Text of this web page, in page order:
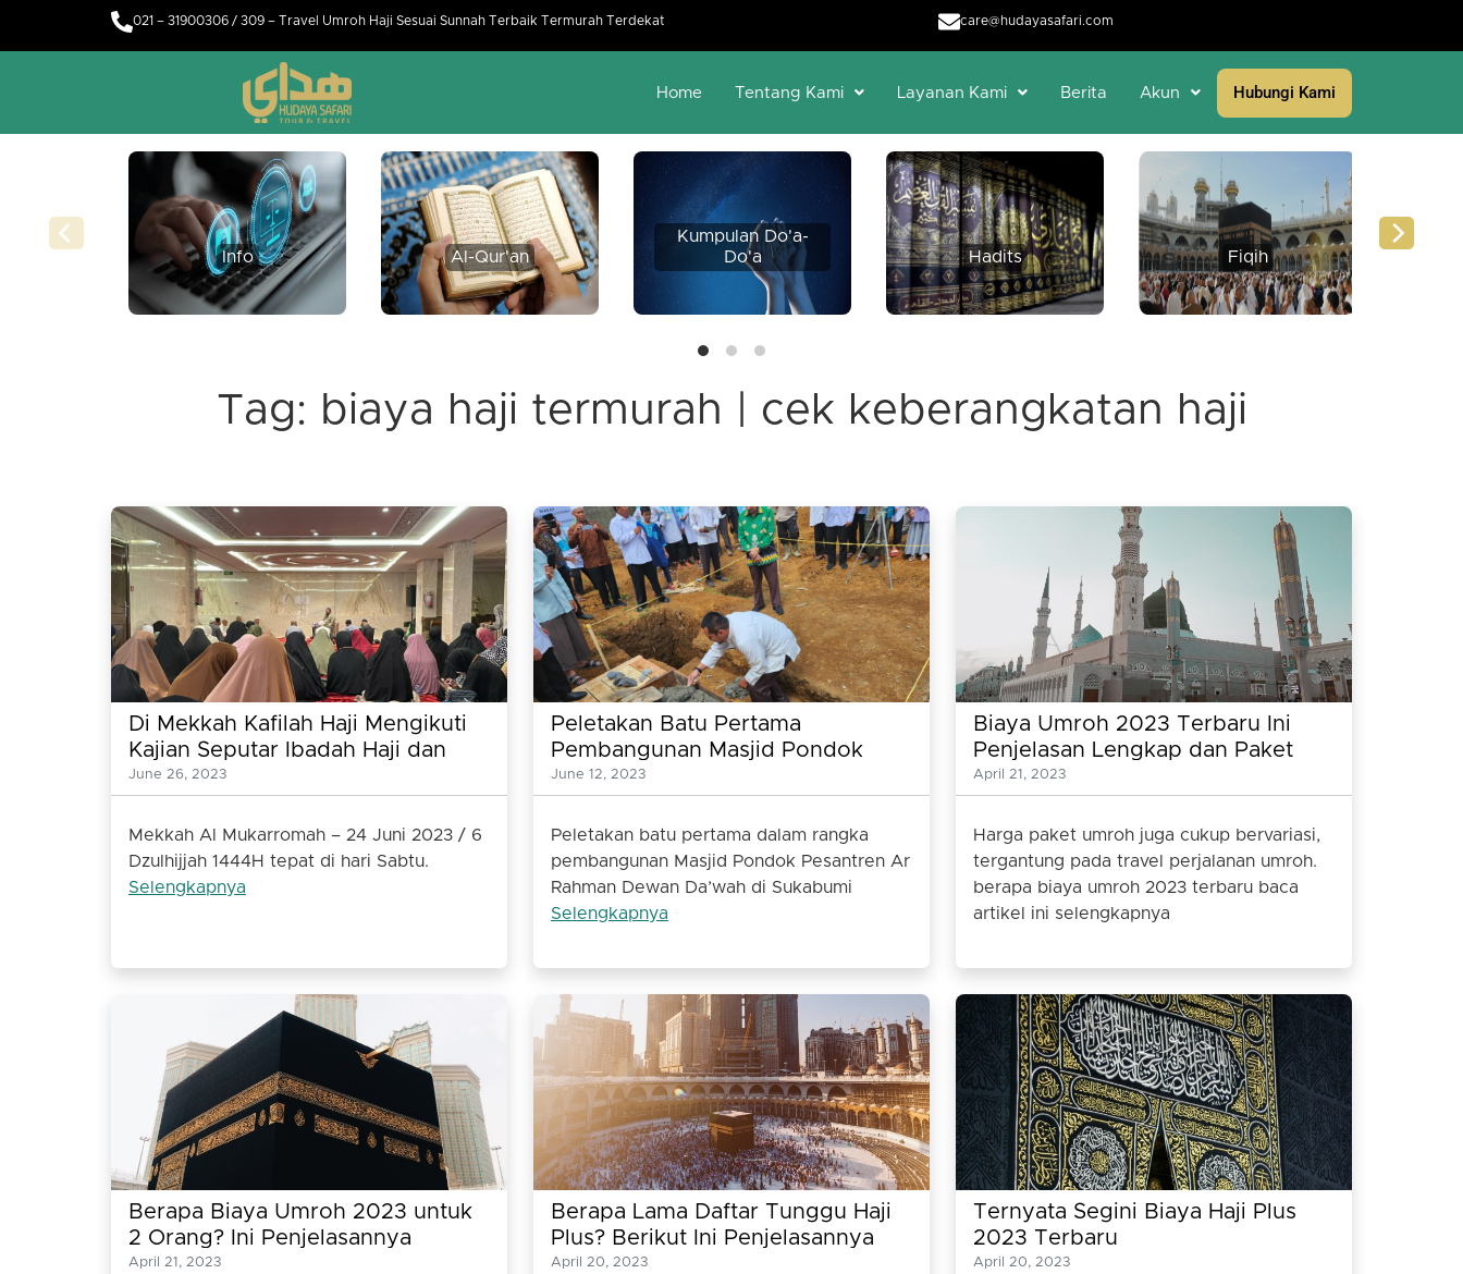
021 – 31900306 / 309 – Travel Umroh Haji Sesuai Sunnah Terbaik Termurah Terdekat care@hudayasafari.com
Home Tentang Kami Layanan Kami Berita Akun Hubungi Kami
Info Al-Qur'an
Kumpulan Do'a-
Do'a
Hadits Fiqih
Tag: biaya haji termurah | cek keberangkatan haji
Di Mekkah Kafilah Haji Mengikuti
Kajian Seputar Ibadah Haji dan
Belajar Tahsin Al Quran
June 26, 2023
Mekkah Al Mukarromah – 24 Juni 2023 / 6
Dzulhijjah 1444H tepat di hari Sabtu.
Selengkapnya
Peletakan Batu Pertama
Pembangunan Masjid Pondok
Pesantren Ar Rahman Dewan
Dakwah Sukabumi Selesai
Dilakukan
June 12, 2023
Peletakan batu pertama dalam rangka
pembangunan Masjid Pondok Pesantren Ar
Rahman Dewan Da’wah di Sukabumi
Selengkapnya
Biaya Umroh 2023 Terbaru Ini
Penjelasan Lengkap dan Paket
Umrohnya
April 21, 2023
Harga paket umroh juga cukup bervariasi,
tergantung pada travel perjalanan umroh.
berapa biaya umroh 2023 terbaru baca
artikel ini selengkapnya
Berapa Biaya Umroh 2023 untuk
2 Orang? Ini Penjelasannya
April 21, 2023
Berapa Lama Daftar Tunggu Haji
Plus? Berikut Ini Penjelasannya
Lengkapnya
April 20, 2023
Ternyata Segini Biaya Haji Plus
2023 Terbaru
April 20, 2023